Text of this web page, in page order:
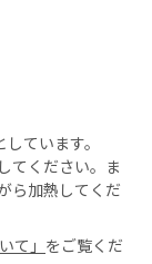
ています。
てください。ま
ら加熱してくだ
て」 をご覧くだ